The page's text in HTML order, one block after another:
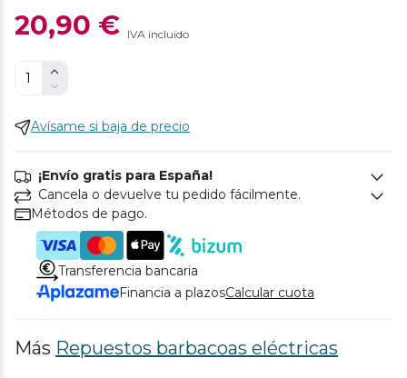
20,90 € IVA incluido
Avísame si baja de precio
¡Envío gratis para España!
Cancela o devuelve tu pedido fácilmente.
Métodos de pago.
Transferencia bancaria
Financia a plazosCalcular cuota
Más Repuestos barbacoas eléctricas